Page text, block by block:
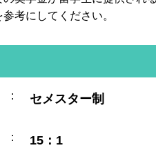
参考にしてください。
: セメスター制
: 15：1